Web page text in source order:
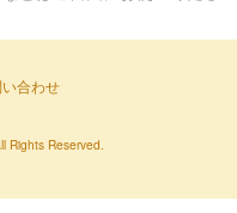
合わせ
Rights Reserved.